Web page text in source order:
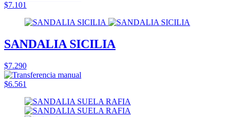
$7.101
SANDALIA SICILIA
$7.290
$6.561